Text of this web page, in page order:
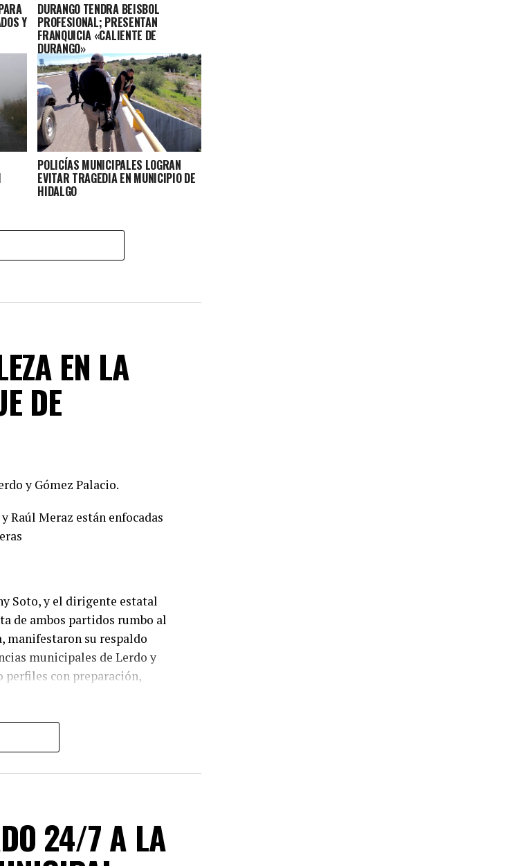
Y
DURANGO TENDRA BEISBOL
PROFESIONAL; PRESENTAN
FRANQUICIA «CALIENTE DE
DURANGO»
POLICÍAS MUNICIPALES LOGRAN
EVITAR TRAGEDIA EN MUNICIPIO DE
HIDALGO
EN LA
DE
y Gómez Palacio.
Raúl Meraz están enfocadas
Soto, y el dirigente estatal
de ambos partidos rumbo al
manifestaron su respaldo
municipales de Lerdo y
perfiles con preparación,
cuotas, sino a la búsqueda de
que este esfuerzo
integrados por mujeres y
comunidad.24/7 A LA